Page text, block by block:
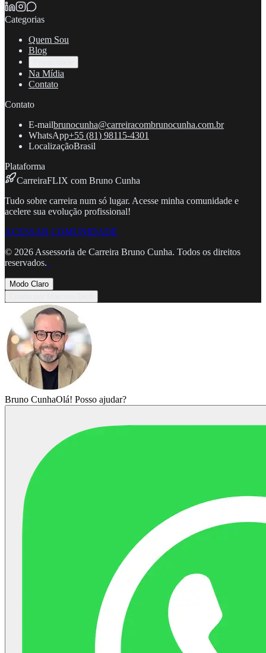
Categorias
Quem Sou
Blog
Na Mídia
Contato
Contato
E-mailbrunocunha@carreiracombrunocunha.com.br
WhatsApp+55 (81) 98115-4301
LocalizaçãoBrasil
Plataforma
CarreiraFLIX com Bruno Cunha
Tudo sobre carreira num só lugar. Acesse minha comunidade e
acelere sua evolução profissional!
ACESSAR COMUNIDADE
© 2026 Assessoria de Carreira Bruno Cunha. Todos os direitos
reservados..
Modo Claro
Bruno CunhaOlá! Posso ajudar?